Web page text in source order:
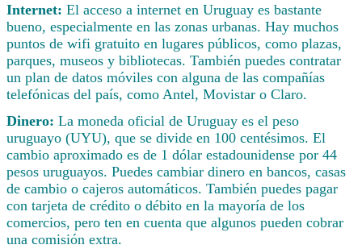
Internet: El acceso a internet en Uruguay es bastante
bueno, especialmente en las zonas urbanas. Hay muchos
puntos de wifi gratuito en lugares públicos, como plazas,
parques, museos y bibliotecas. También puedes contratar
un plan de datos móviles con alguna de las compañías
telefónicas del país, como Antel, Movistar o Claro.
Dinero: La moneda oficial de Uruguay es el peso
uruguayo (UYU), que se divide en 100 centésimos. El
cambio aproximado es de 1 dólar estadounidense por 44
pesos uruguayos. Puedes cambiar dinero en bancos, casas
de cambio o cajeros automáticos. También puedes pagar
con tarjeta de crédito o débito en la mayoría de los
comercios, pero ten en cuenta que algunos pueden cobrar
una comisión extra.